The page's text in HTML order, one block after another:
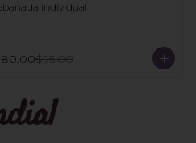
individual
$95.00